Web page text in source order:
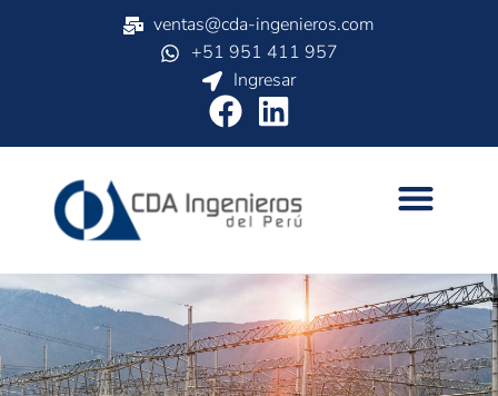
ventas@cda-ingenieros.com
+51 951 411 957
Ingresar